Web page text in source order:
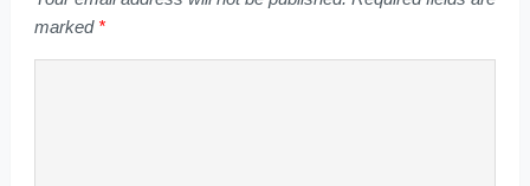
marked *